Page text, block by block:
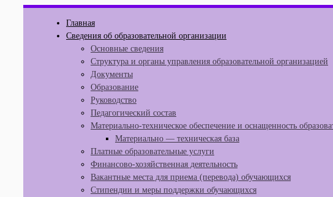
Перейти
Главная
Сведения об образовательной организации
Основные сведения
Структура и органы управления образовательной организацией
Документы
Образование
Руководство
Педагогический состав
Материально-техническое обеспечение и оснащенность
Материально — техническая база
Платные образовательные услуги
Финансово-хозяйственная деятельность
Вакантные места для приема (перевода) обучающихся
Стипендии и меры поддержки обучающихся